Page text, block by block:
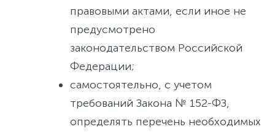
правовыми актами, если иное не
предусмотрено
законодательством Российской
Федерации;
самостоятельно, с учетом
требований Закона № 152-ФЗ,
определять перечень необходимых